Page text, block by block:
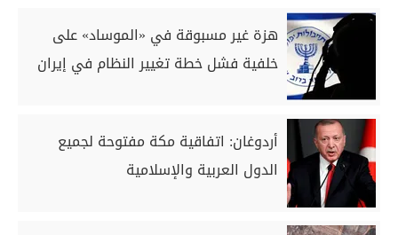
هزة غير مسبوقة في «الموساد» على
خلفية فشل خطة تغيير النظام في إيران
أردوغان: اتفاقية مكة مفتوحة لجميع
الدول العربية والإسلامية